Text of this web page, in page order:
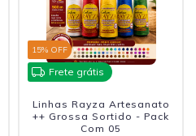
15% OFF
Frete grátis
Linhas Rayza Artesanato
++ Grossa Sortido - Pack
Com 05